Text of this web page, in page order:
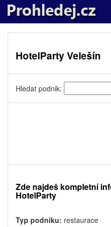
HotelParty Velešín
Hledat podnik:
Zde najdeš kompletní
HotelParty
Typ podniku: restaurace